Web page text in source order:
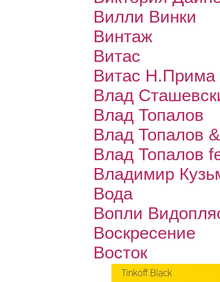
Вилли Винки
Винтаж
Витас
Витас Н.Прима
Влад
Влад Топалов
Влад Топалов
Влад Топалов
Владимир
Вода
Вопли
Воскресение
Восток